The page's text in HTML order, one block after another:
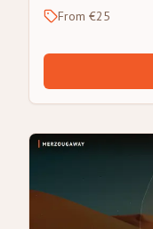
From €25